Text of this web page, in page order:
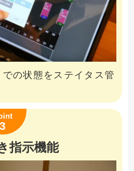
の状態をステイタス管
3
指示機能